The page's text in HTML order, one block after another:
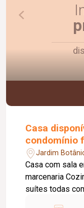
Casa
condomínio
Jardim
Casa com sala
marcenaria
suítes todas